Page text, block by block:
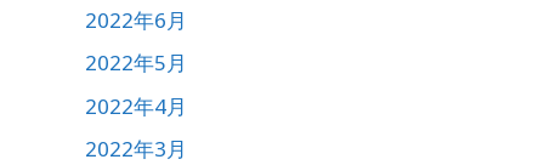
2022年6月
2022年5月
2022年4月
2022年3月